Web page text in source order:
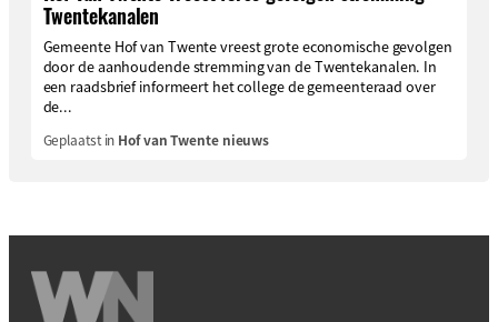
Twentekanalen
Gemeente Hof van Twente vreest grote economische gevolgen
door de aanhoudende stremming van de Twentekanalen. In
een raadsbrief informeert het college de gemeenteraad over
de...
Geplaatst in Hof van Twente nieuws